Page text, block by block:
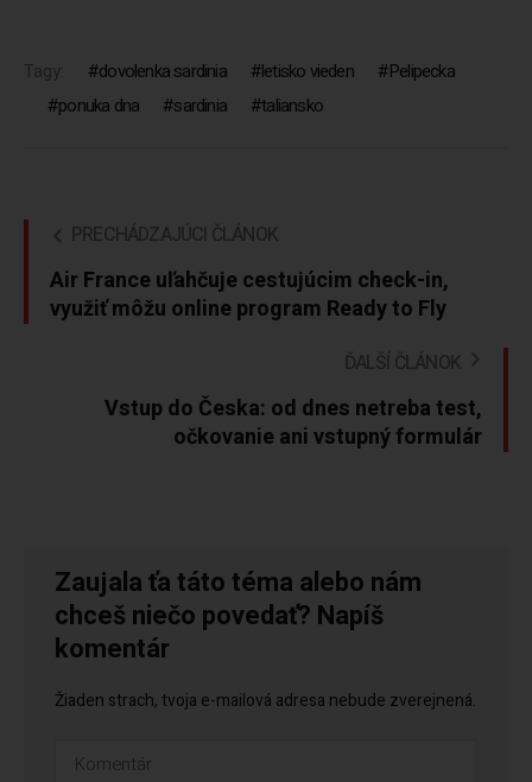
Tagy: dovolenka sardinia letisko vieden
Pelipecka
ponuka dna
sardinia taliansko
PRECHÁDZAJÚCI ČLÁNOK
Air France uľahčuje cestujúcim check-in,
využiť môžu online program Ready to Fly
ĎALŠÍ ČLÁNOK
Vstup do Česka: od dnes netreba test,
očkovanie ani vstupný formulár
Zaujala ťa táto téma alebo nám
chceš niečo povedať? Napíš
komentár
Žiaden strach, tvoja e-mailová adresa nebude zverejnená.